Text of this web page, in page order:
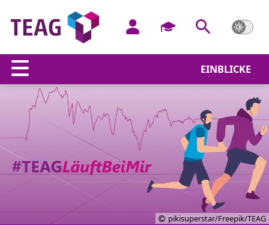
EINBLICKE
pikisuperstar/Freepik/TEAG